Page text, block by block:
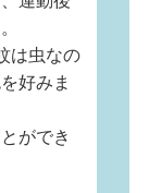
は虫なの
好みま
ができ